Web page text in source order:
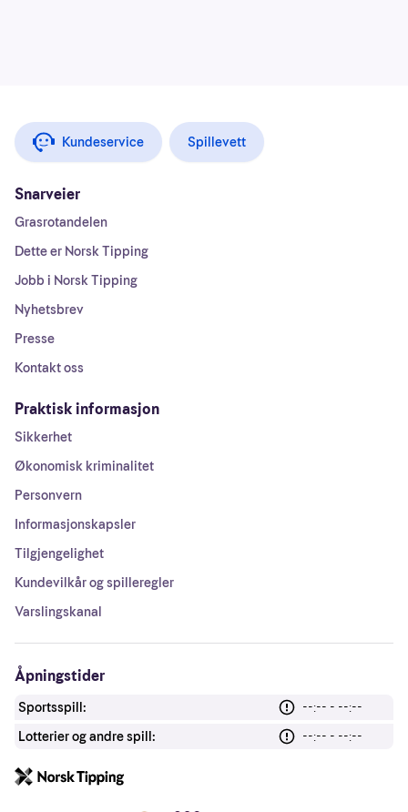
Kundeservice Spillevett
Snarveier
Grasrotandelen
Dette er Norsk Tipping
Jobb i Norsk Tipping
Nyhetsbrev
Presse
Kontakt oss
Praktisk informasjon
Sikkerhet
Økonomisk kriminalitet
Personvern
Informasjonskapsler
Tilgjengelighet
Kundevilkår og spilleregler
Varslingskanal
Åpningstider
Sportsspill:
--:-- - --:--
Lotterier og andre spill:
--:-- - --:--